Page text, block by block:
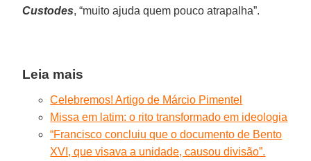
Custodes, “muito ajuda quem pouco atrapalha”.
Leia mais
Celebremos! Artigo de Márcio Pimentel
Missa em latim: o rito transformado em ideologia
“Francisco concluiu que o documento de Bento
XVI, que visava a unidade, causou divisão”.